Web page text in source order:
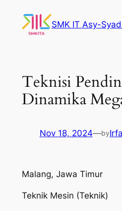
content
SMK IT Asy-
Teknisi
Dinamika
Nov 18, 2024—by
Malang, Jawa Timur
Teknik Mesin (Teknik)